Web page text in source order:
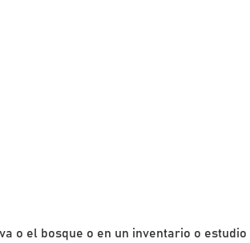
o el bosque o en un inventario o